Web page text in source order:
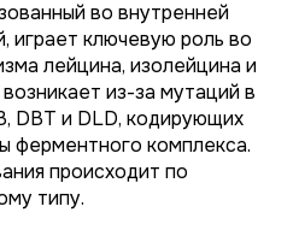
во внутренней
играет ключевую роль во
лейцина, изолейцина и
из-за мутаций в
, DBT и DLD, кодирующих
ферментного комплекса.
происходит по
типу.